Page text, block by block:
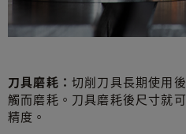
刀具磨耗： 切削刀具長期使用
觸而磨耗。刀具磨耗後尺寸就
精度。